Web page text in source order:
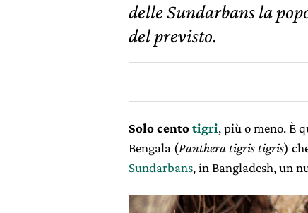
delle Sundarbans la
del previsto.
Solo centotigri, più o meno. È
Bengala (Panthera tigris tigris)
Sundarbans, in Bangladesh, un